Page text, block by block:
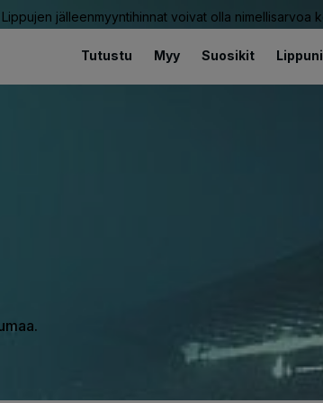
jälleenmyyntihinnat voivat olla nimellisarvoa
Tutustu Myy Suosikit Lippuni